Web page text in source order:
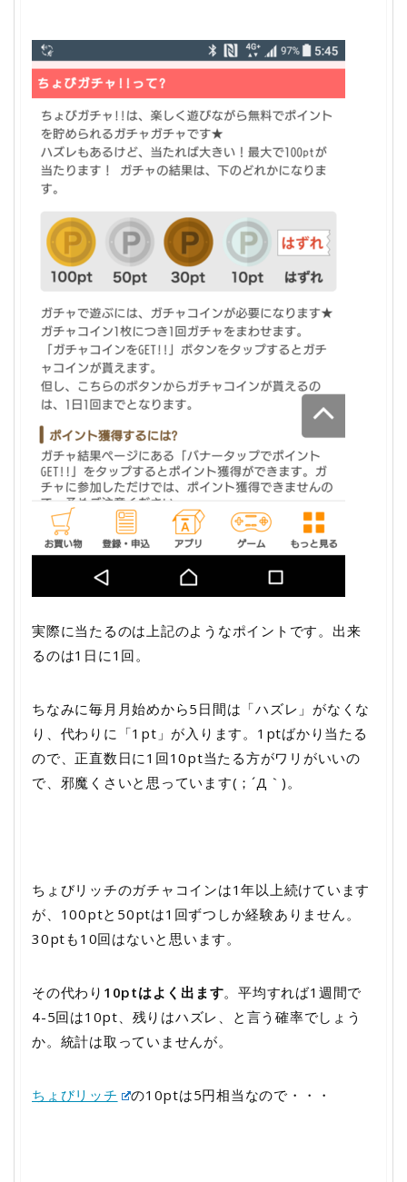
実際に当たるのは上記のようなポイントです。出来
るのは1日に1回。
ちなみに毎月月始めから5日間は「ハズレ」がなくな
り、代わりに「1pt」が入ります。1ptばかり当たる
ので、正直数日に1回10pt当たる方がワリがいいの
で、邪魔くさいと思っています(；´Д｀)。
ちょびリッチのガチャコインは1年以上続けています
が、100ptと50ptは1回ずつしか経験ありません。
30ptも10回はないと思います。
その代わり 10ptはよく出ます。平均すれば1週間で
4-5回は10pt、残りはハズレ、と言う確率でしょう
か。統計は取っていませんが。
ちょびリッチ の10ptは5円相当なので・・・